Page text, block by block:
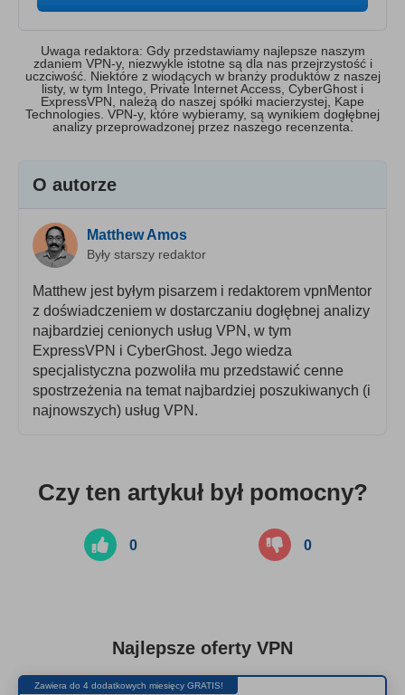
Uwaga redaktora: Gdy przedstawiamy najlepsze naszym
zdaniem VPN-y, niezwykle istotne są dla nas przejrzystość i
uczciwość. Niektóre z wiodących w branży produktów z naszej
listy, w tym Intego, Private Internet Access, CyberGhost i
ExpressVPN, należą do naszej spółki macierzystej, Kape
Technologies. VPN-y, które wybieramy, są wynikiem dogłębnej
analizy przeprowadzonej przez naszego recenzenta.
O autorze
Matthew Amos
Były starszy redaktor
Matthew jest byłym pisarzem i redaktorem vpnMentor
z doświadczeniem w dostarczaniu dogłębnej analizy
najbardziej cenionych usług VPN, w tym
ExpressVPN i CyberGhost. Jego wiedza
specjalistyczna pozwoliła mu przedstawić cenne
spostrzeżenia na temat najbardziej poszukiwanych (i
najnowszych) usług VPN.
Czy ten artykuł był pomocny?
0 0
Najlepsze oferty VPN
Zawiera do 4 dodatkowych miesięcy GRATIS!